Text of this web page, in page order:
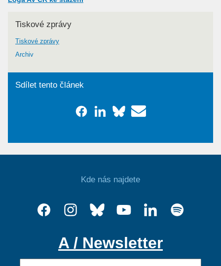
Tiskové zprávy
Tiskové zprávy
Archiv
Sdílet tento článek
Kde nás najdete
A / Newsletter